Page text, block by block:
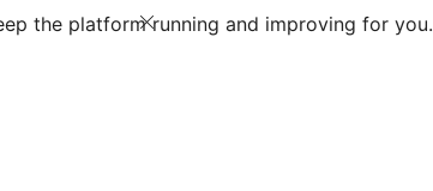
the platform running and improving for you.